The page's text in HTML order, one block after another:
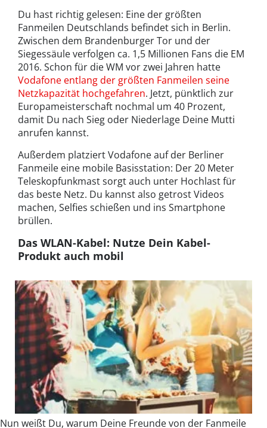
Du hast richtig gelesen: Eine der größten
Fanmeilen Deutschlands befindet sich in Berlin.
Zwischen dem Brandenburger Tor und der
Siegessäule verfolgen ca. 1,5 Millionen Fans die EM
2016. Schon für die WM vor zwei Jahren hatte
Vodafone entlang der größten Fanmeilen seine
Netzkapazität hochgefahren. Jetzt, pünktlich zur
Europameisterschaft nochmal um 40 Prozent,
damit Du nach Sieg oder Niederlage Deine Mutti
anrufen kannst.
Außerdem platziert Vodafone auf der Berliner
Fanmeile eine mobile Basisstation: Der 20 Meter
Teleskopfunkmast sorgt auch unter Hochlast für
das beste Netz. Du kannst also getrost Videos
machen, Selfies schießen und ins Smartphone
brüllen.
Das WLAN-Kabel: Nutze Dein Kabel-
Produkt auch mobil
Nun weißt Du, warum Deine Freunde von der Fanmeile